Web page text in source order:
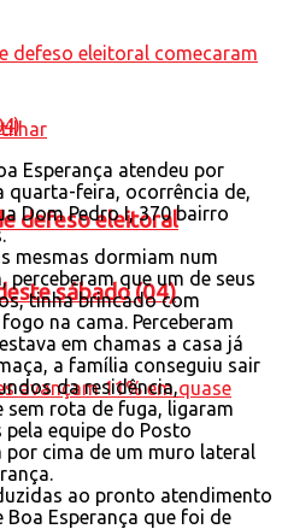
defeso eleitoral
sábado (04)
Esperança atendeu por
quarta-feira, ocorrência de,
Dom Pedro I, 370 bairro
mesmas dormiam num
que um de seus
tinha brincado com
na cama. Perceberam
em chamas a casa já
a família conseguiu sair
da residência,
sem rota de fuga, ligaram
equipe do Posto
por cima de um muro lateral
ao pronto atendimento
Boa Esperança que foi de